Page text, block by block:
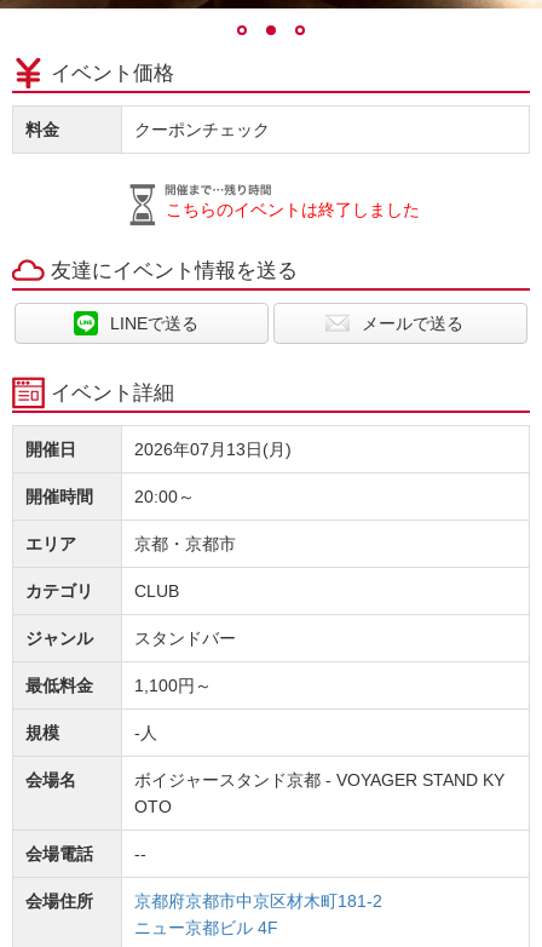
イベント価格
料金 クーポンチェック
こちらのイベントは終了しました
友達にイベント情報を送る
LINEで送る メールで送る
イベント詳細
開催日 2026年07月13日(月)
開催時間 20:00～
エリア 京都・京都市
カテゴリ CLUB
ジャンル スタンドバー
最低料金 1,100円～
規模 -人
会場名
ボイジャースタンド京都 - VOYAGER STAND KY
OTO
会場電話 --
会場住所
京都府京都市中京区材木町181-2
ニュー京都ビル 4F